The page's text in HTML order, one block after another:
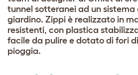
tunnel sotteranei ad un
giardino. Zippi è realizzato in
resistenti, con plastica
facile da pulire e dotato di fori
pioggia.